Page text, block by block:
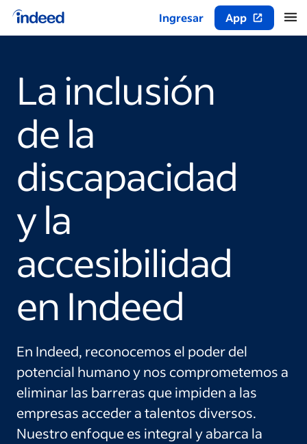
Ingresar App
La inclusión
de la
discapacidad
y la
accesibilidad
en Indeed
En Indeed, reconocemos el poder del
potencial humano y nos comprometemos a
eliminar las barreras que impiden a las
empresas acceder a talentos diversos.
Nuestro enfoque es integral y abarca la